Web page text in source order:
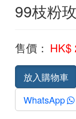
99枝粉
售價： HK$
WhatsApp